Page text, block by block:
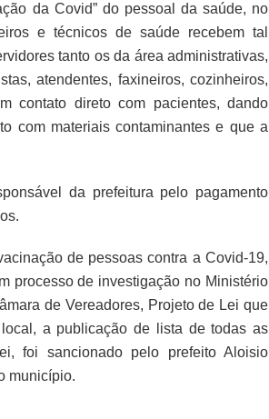
da Covid” do pessoal da saúde, no
e técnicos de saúde recebem tal
tanto os da área administrativas,
atendentes, faxineiros, cozinheiros,
contato direto com pacientes, dando
com materiais contaminantes e que a
da prefeitura pelo pagamento
de pessoas contra a Covid-19,
processo de investigação no Ministério
de Vereadores, Projeto de Lei que
a publicação de lista de todas as
foi sancionado pelo prefeito Aloisio
município.